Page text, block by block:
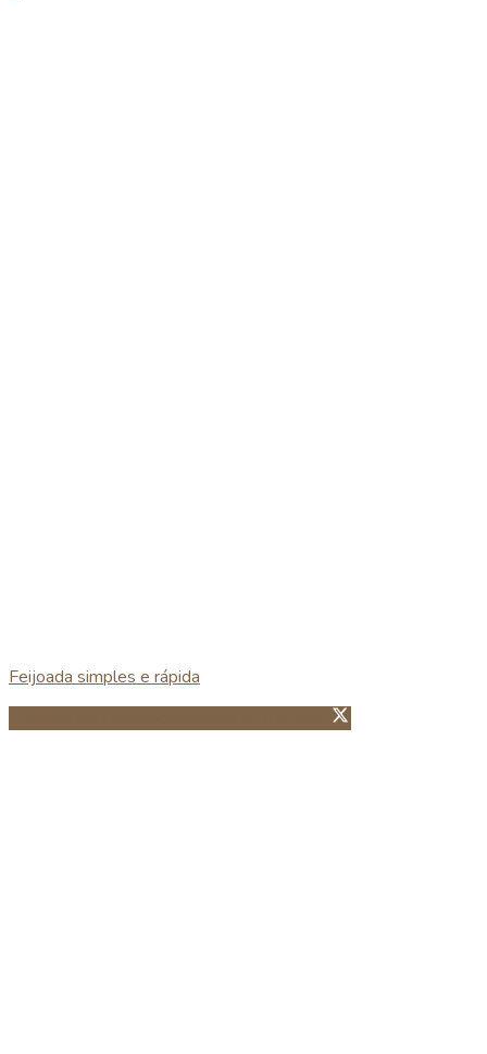
Feijoada simples e rápida
Guardar no Pinterest